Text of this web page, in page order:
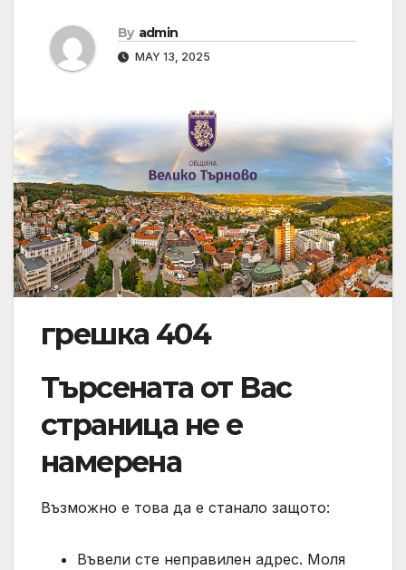
By admin
MAY 13, 2025
грешка 404
Търсената от Вас
страница не е
намерена
Възможно е това да е станало защото:
Въвели сте неправилен адрес. Моля